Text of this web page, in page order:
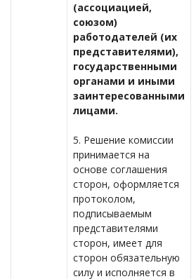
(ассоциацией,
союзом)
работодателей (их
представителями),
государственными
органами и иными
заинтересованными
лицами.
5. Решение комиссии
принимается на
основе соглашения
сторон, оформляется
протоколом,
подписываемым
представителями
сторон, имеет для
сторон обязательную
силу и исполняется в